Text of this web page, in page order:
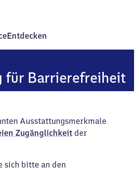
Entdecken
für Barrierefreiheit
Ausstattungsmerkmale
Zugänglichkeit der
sich bitte an den